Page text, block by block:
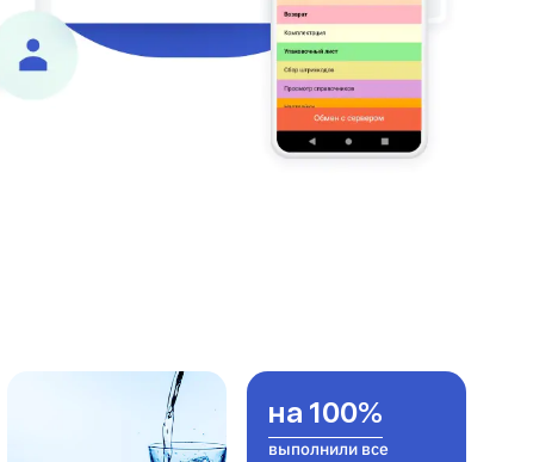
на 100%
выполнили все